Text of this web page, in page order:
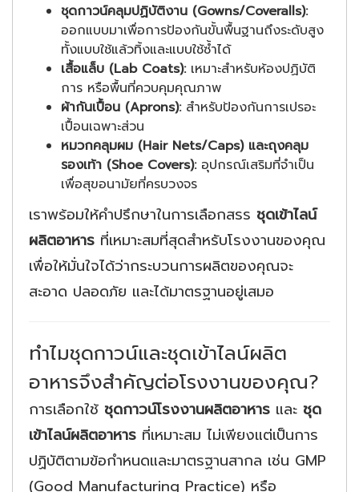
ชุดกาวน์คลุมปฏิบัติงาน (Gowns/Coveralls):
ออกแบบมาเพื่อการป้องกันขั้นพื้นฐานถึงระดับสูง
ทั้งแบบใช้แล้วทิ้งและแบบใช้ซ้ำได้
เสื้อแล็บ (Lab Coats):เหมาะสำหรับห้องปฏิบัติ
การ หรือพื้นที่ควบคุมคุณภาพ
ผ้ากันเปื้อน (Aprons):สำหรับป้องกันการเปรอะ
เปื้อนเฉพาะส่วน
หมวกคลุมผม (Hair Nets/Caps) และถุงคลุม
รองเท้า (Shoe Covers):อุปกรณ์เสริมที่จำเป็น
เพื่อสุขอนามัยที่ครบวงจร
เราพร้อมให้คำปรึกษาในการเลือกสรร ชุดเข้าไลน์
ผลิตอาหาร ที่เหมาะสมที่สุดสำหรับโรงงานของคุณ
เพื่อให้มั่นใจได้ว่ากระบวนการผลิตของคุณจะ
สะอาด ปลอดภัย และได้มาตรฐานอยู่เสมอ
ทำไมชุดกาวน์และชุดเข้าไลน์ผลิต
อาหารจึงสำคัญต่อโรงงานของคุณ?
การเลือกใช้ ชุดกาวน์โรงงานผลิตอาหาร และ ชุด
เข้าไลน์ผลิตอาหาร ที่เหมาะสม ไม่เพียงแต่เป็นการ
ปฏิบัติตามข้อกำหนดและมาตรฐานสากล เช่น GMP
(Good Manufacturing Practice) หรือ